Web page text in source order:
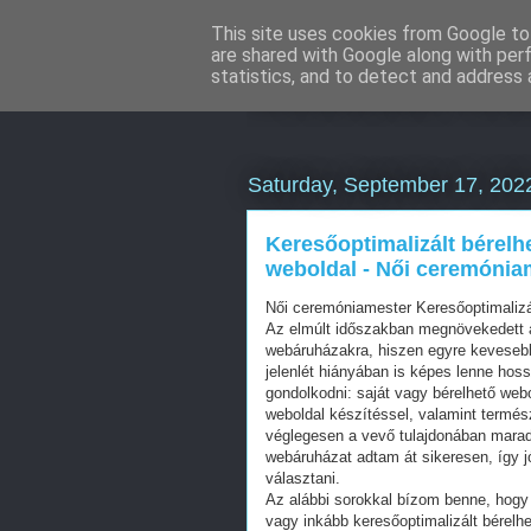
Weboldal
Saturday, September 17,
Keresőoptimalizált
weboldal - Női
Női ceremóniamester
Az elmúlt időszakban
webáruházakra, hiszen egyre
jelenlét hiányában is képes lenne
gondolkodni: saját vagy bérelhető
weboldal készítéssel, valamint
véglegesen a vevő tulajdonában
webáruházat adtam át sikeresen, így
választani.
Az alábbi sorokkal bízom benne,
vagy inkább keresőoptimalizált
This site uses cookies from Google
are shared with Google along with
statistics, and to detect and address